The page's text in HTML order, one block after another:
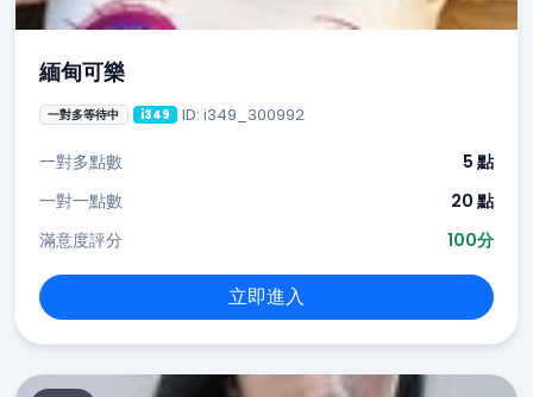
緬甸可樂
一對多等待中 i349 ID: i349_300992
一對多點數
5 點
一對一點數
20 點
滿意度評分
100分
立即進入